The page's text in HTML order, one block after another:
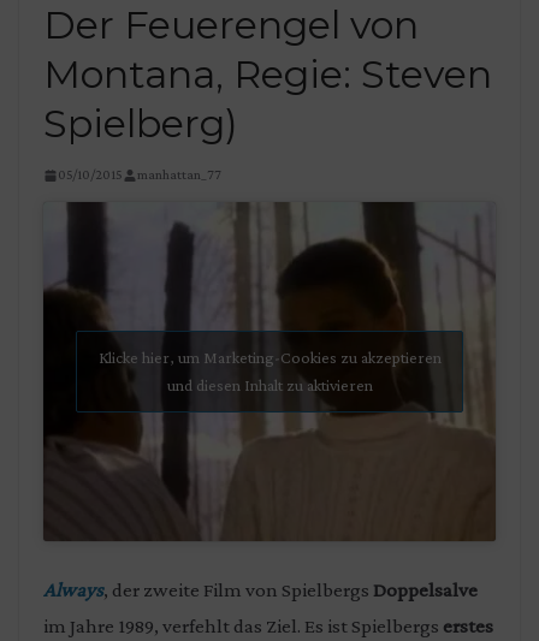
Der Feuerengel von
Montana, Regie: Steven
Spielberg)
05/10/2015 manhattan_77
Klicke hier, um Marketing-Cookies zu akzeptieren
und diesen Inhalt zu aktivieren
Always, der zweite Film von Spielbergs Doppelsalve
im Jahre 1989, verfehlt das Ziel. Es ist Spielbergs erstes